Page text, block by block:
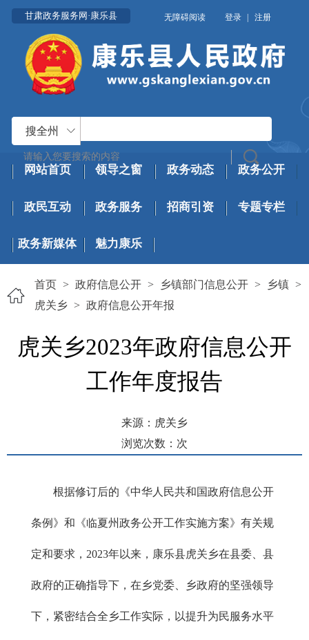
甘肃政务服务网·康乐县 无障碍阅读 登录 | 注册
搜全州
网站首页 领导之窗 政务动态 政务公开
政民互动 政务服务 招商引资 专题专栏
政务新媒体 魅力康乐
首页 > 政府信息公开 > 乡镇部门信息公开 > 乡镇 >
虎关乡 > 政府信息公开年报
虎关乡2023年政府信息公开
工作年度报告
来源：虎关乡
浏览次数： 次
根据修订后的《中华人民共和国政府信息公开
条例》和《临夏州政务公开工作实施方案》有关规
定和要求，2023年以来，康乐县虎关乡在县委、县
政府的正确指导下，在乡党委、乡政府的坚强领导
下，紧密结合全乡工作实际，以提升为民服务水平